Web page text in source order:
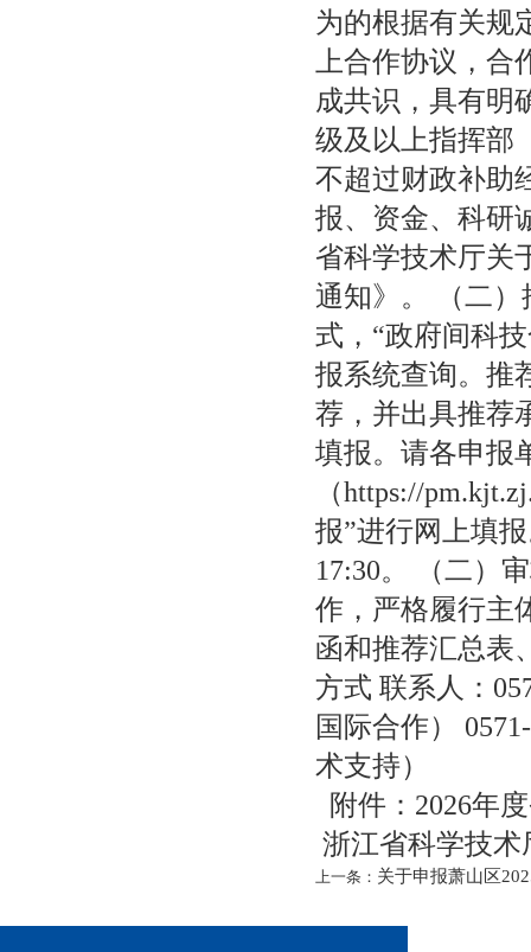
为的根据有关规
上合作协议，
成共识，具有明
级及以上指挥部
不超过财政补助
报、资金、科研
省科学技术厅关
通知》。 （二
式，“政府间科
报系统查询。推
荐，并出具推
填报。请各申报
（https://
报”进行网上填
17:30。 （二）
作，严格履行主
函和推荐汇总表
方式 联系人：
国际合作）
术支持）
附件：2026年
浙江省科学技术
上一条： 关于申报萧山区